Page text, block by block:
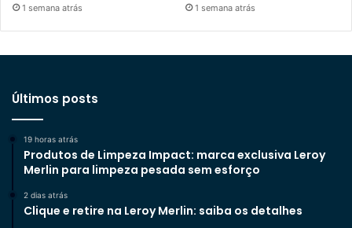
1 semana atrás 1 semana atrás
Últimos posts
19 horas atrás
Produtos de Limpeza Impact: marca exclusiva Leroy
Merlin para limpeza pesada sem esforço
2 dias atrás
Clique e retire na Leroy Merlin: saiba os detalhes